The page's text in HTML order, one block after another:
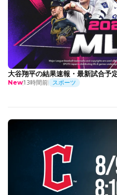
大谷翔平の結果速報・最新試合予
New13時間前 スポーツ